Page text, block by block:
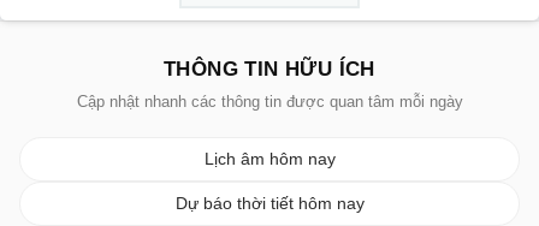
THÔNG TIN HỮU ÍCH
Cập nhật nhanh các thông tin được quan tâm mỗi ngày
Lịch âm hôm nay
Dự báo thời tiết hôm nay